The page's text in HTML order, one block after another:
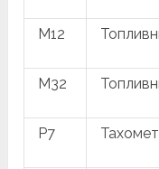
M12
M32
P7